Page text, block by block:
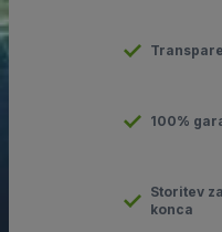
100%
Storitev
konca